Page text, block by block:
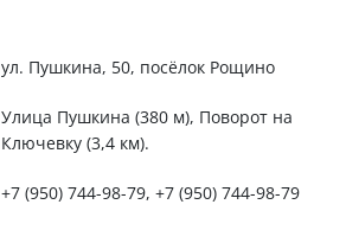
ул. Пушкина, 50, посёлок Рощино
Улица Пушкина (380 м), Поворот на
Ключевку (3,4 км).
+7 (950) 744-98-79, +7 (950) 744-98-79